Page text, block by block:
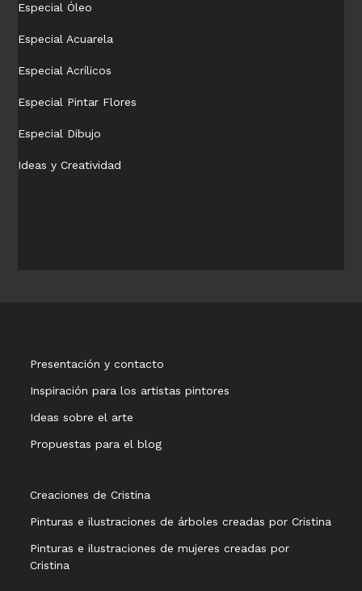
Especial Óleo
Especial Acuarela
Especial Acrílicos
Especial Pintar Flores
Especial Dibujo
Ideas y Creatividad
Presentación y contacto
Inspiración para los artistas pintores
Ideas sobre el arte
Propuestas para el blog
Creaciones de Cristina
Pinturas e ilustraciones de árboles creadas por Cristina
Pinturas e ilustraciones de mujeres creadas por
Cristina